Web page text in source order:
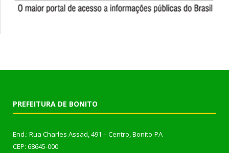
PREFEITURA DE BONITO
End.: Rua Charles Assad, 491 – Centro, Bonito-PA
CEP: 68645-000